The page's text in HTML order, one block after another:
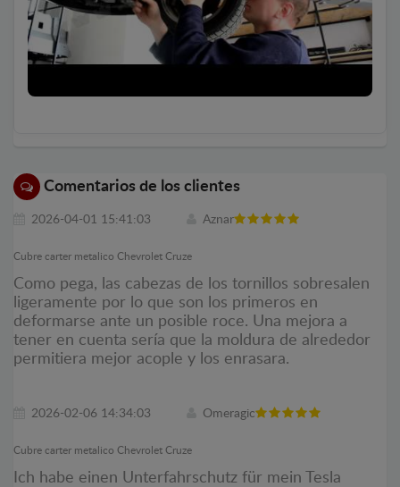
Comentarios de los clientes
2026-04-01 15:41:03 Aznar
Cubre carter metalico Chevrolet Cruze
Como pega, las cabezas de los tornillos sobresalen
ligeramente por lo que son los primeros en
deformarse ante un posible roce. Una mejora a
tener en cuenta sería que la moldura de alrededor
permitiera mejor acople y los enrasara.
2026-02-06 14:34:03 Omeragic
Cubre carter metalico Chevrolet Cruze
Ich habe einen Unterfahrschutz für mein Tesla